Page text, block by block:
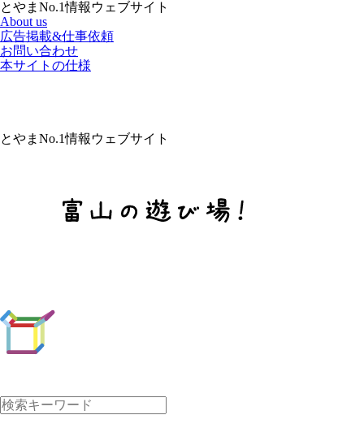
とやまNo.1情報ウェブサイト
About us
広告掲載&仕事依頼
お問い合わせ
本サイトの仕様
とやまNo.1情報ウェブサイト